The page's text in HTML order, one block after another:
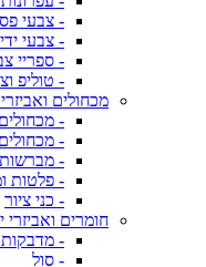
- צבעי
- צבעי
- ספריי
- טוליפ
מכחולים
-
-
- מברשות
- פלטות
- כני ציור
חומרים ואביזרי
- מדבקות
- סול